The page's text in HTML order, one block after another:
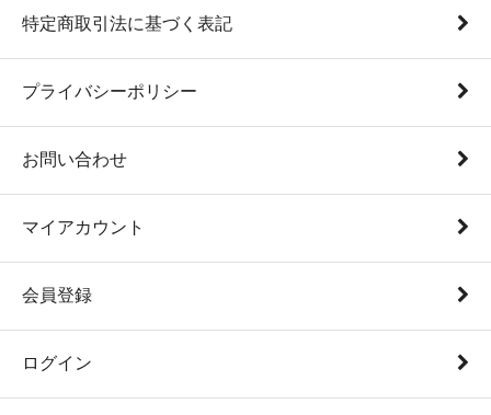
特定商取引法に基づく表記
プライバシーポリシー
お問い合わせ
マイアカウント
会員登録
ログイン